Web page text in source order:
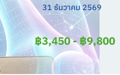
31 ธันวาคม 2569
฿3,450 - ฿9,800